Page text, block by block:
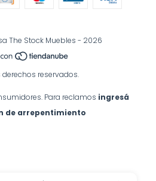
The Stock Muebles - 2026
reservados.
Para reclamos ingresá
de arrepentimiento